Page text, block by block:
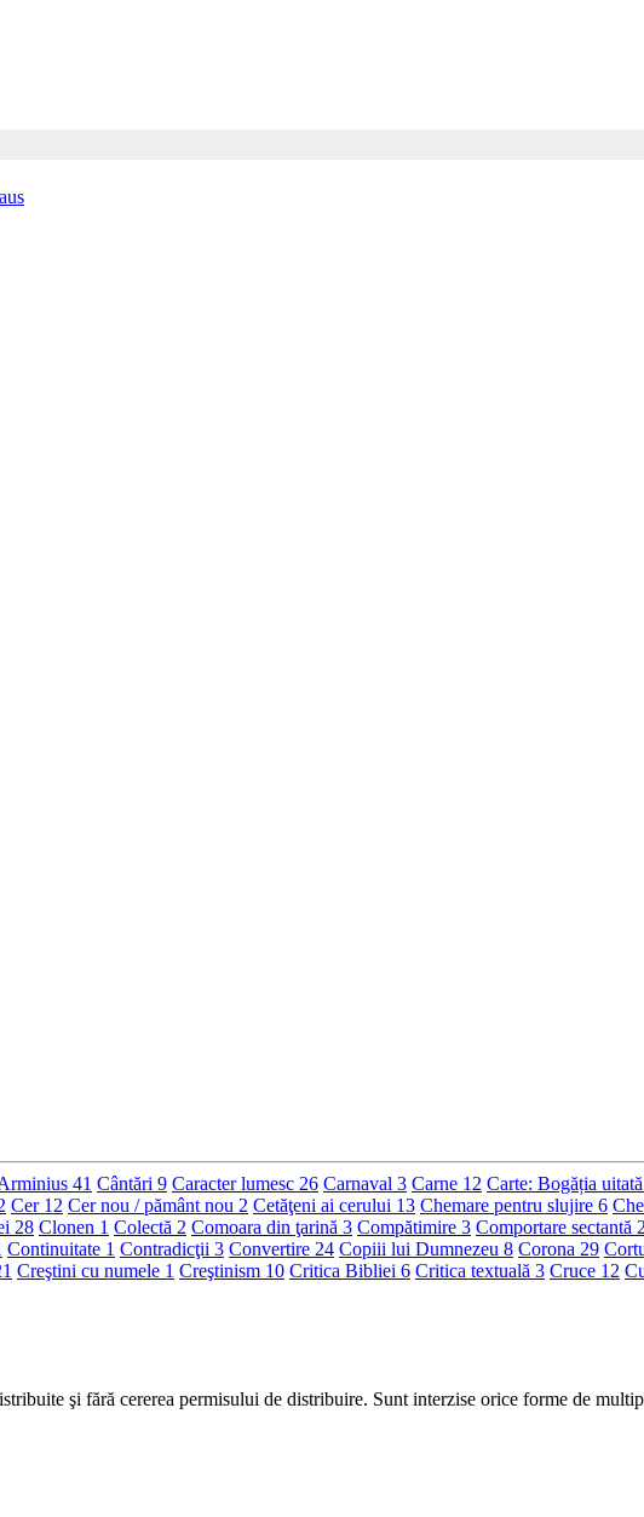
41 Cântări 9 Caracter lumesc 26 Carnaval 3 Carne 12 Carte: Bogăția uitată
Cer 12 Cer nou / pământ nou 2 Cetăţeni ai cerului 13 Chemare pentru slujire 6
28 Clonen 1 Colectă 2 Comoara din ţarină 3 Compătimire 3 Comportare sectantă
Continuitate 1 Contradicţii 3 Convertire 24 Copiii lui Dumnezeu 8 Corona 29
Creştini cu numele 1 Creştinism 10 Critica Bibliei 6 Critica textuală 3 Cruce 12
şi fără cererea permisului de distribuire. Sunt interzise orice forme de